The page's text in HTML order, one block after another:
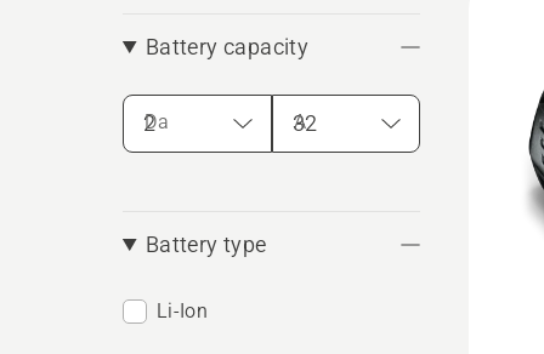
Battery capacity
Da A
Battery type
Li-Ion